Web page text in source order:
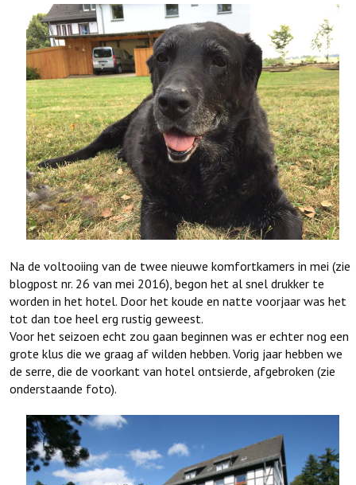
Na de voltooiing van de twee nieuwe komfortkamers in mei (zie
blogpost nr. 26 van mei 2016), begon het al snel drukker te
worden in het hotel. Door het koude en natte voorjaar was het
tot dan toe heel erg rustig geweest.
Voor het seizoen echt zou gaan beginnen was er echter nog een
grote klus die we graag af wilden hebben. Vorig jaar hebben we
de serre, die de voorkant van hotel ontsierde, afgebroken (zie
onderstaande foto).